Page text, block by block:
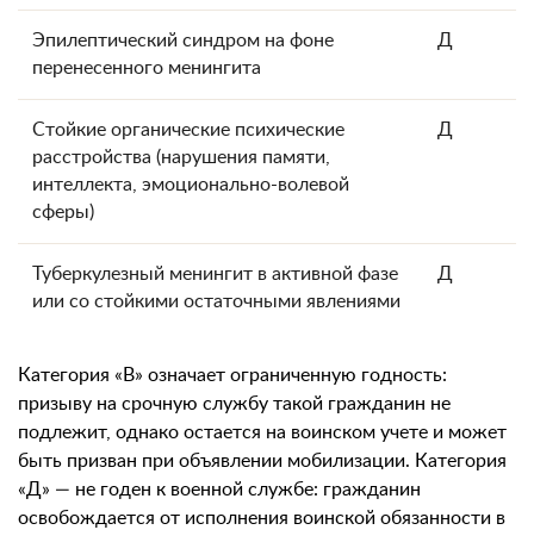
Эпилептический синдром на фоне
перенесенного менингита
Д
Стойкие органические психические
расстройства (нарушения памяти,
интеллекта, эмоционально-волевой
сферы)
Д
Туберкулезный менингит в активной фазе
или со стойкими остаточными явлениями
Д
Категория «В» означает ограниченную годность:
призыву на срочную службу такой гражданин не
подлежит, однако остается на воинском учете и может
быть призван при объявлении мобилизации. Категория
«Д» — не годен к военной службе: гражданин
освобождается от исполнения воинской обязанности в